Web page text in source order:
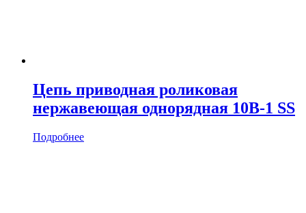
Цепь приводная роликовая
нержавеющая однорядная 10B-1 SS
Подробнее